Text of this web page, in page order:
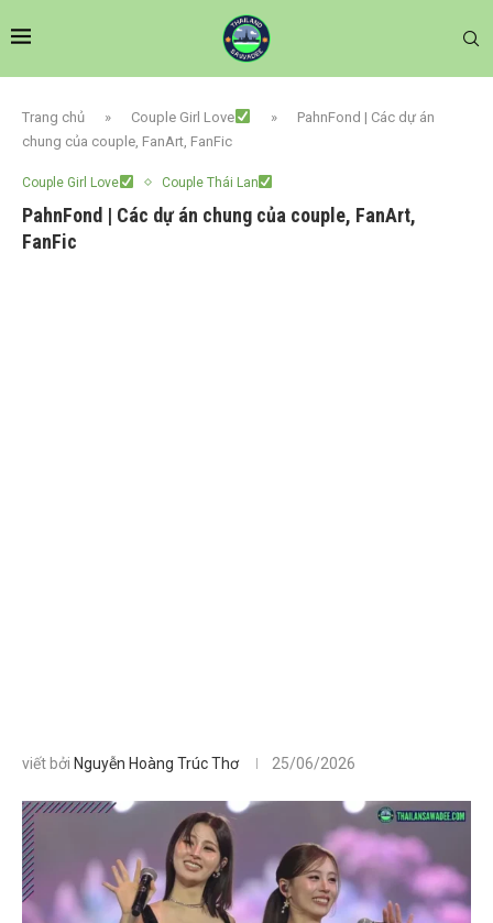
Trang chủ » Couple Girl Love »
PahnFond | Các dự án
chung của couple, FanArt, FanFic
Couple Girl Love Couple Thái Lan
PahnFond | Các dự án chung của couple, FanArt,
FanFic
viết bởi Nguyễn Hoàng Trúc Thơ 25/06/2026